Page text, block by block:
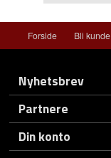
Forside Bli kunde
Nyhetsbrev
Partnere
Din konto